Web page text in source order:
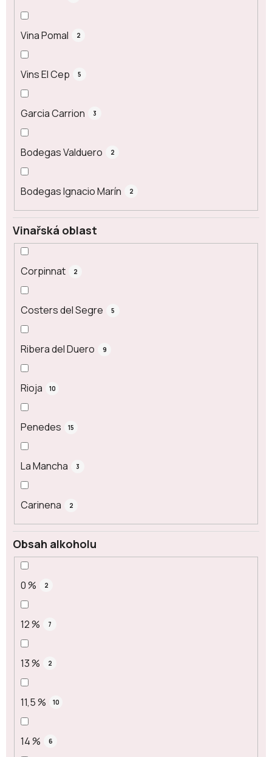
Vina Pomal 2
Vins El Cep 5
Garcia Carrion 3
Bodegas Valduero 2
Bodegas Ignacio Marín 2
Vinařská oblast
Corpinnat 2
Costers del Segre 5
Ribera del Duero 9
Rioja 10
Penedes 15
La Mancha 3
Carinena 2
Obsah alkoholu
0 % 2
12 % 7
13 % 2
11,5 % 10
14 % 6